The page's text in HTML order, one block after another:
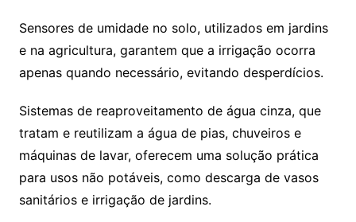
Sensores de umidade no solo, utilizados em jardins
e na agricultura, garantem que a irrigação ocorra
apenas quando necessário, evitando desperdícios.
Sistemas de reaproveitamento de água cinza, que
tratam e reutilizam a água de pias, chuveiros e
máquinas de lavar, oferecem uma solução prática
para usos não potáveis, como descarga de vasos
sanitários e irrigação de jardins.